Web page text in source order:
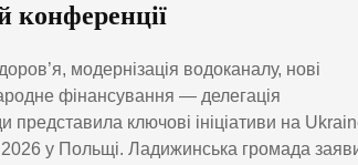
конференції
модернізація водоканалу, нові
фінансування — делегація
представила ключові ініціативи на
у Польщі. Ладижинська громада